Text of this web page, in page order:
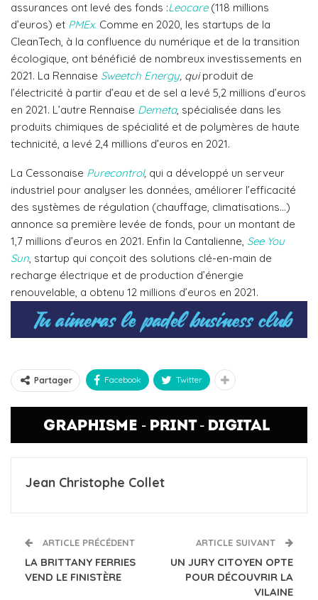
assurances ont levé des fonds :Leocare(118 millions
d’euros) et PMEx. Comme en 2020, les startups de la
CleanTech, à la confluence du numérique et de la transition
écologique, ont bénéficié de nombreux investissements en
2021. La Rennaise Sweetch Energy, quiproduit de
l’électricité à partir d’eau et de sel a levé 5,2 millions d’euros
en 2021. L’autre Rennaise Demeta, spécialisée dans les
produits chimiques de spécialité et de polymères de haute
technicité, a levé 2,4 millions d’euros en 2021.
La Cessonaise Purecontrol, qui a développé un serveur
industriel pour analyser les données, améliorer l’efficacité
des systèmes de régulation (chauffage, climatisations…)
annonce sa première levée de fonds, pour un montant de
1,7 millions d’euros en 2021. Enfin la Cantalienne, See You
Sun, startup qui conçoit des solutions clé-en-main de
recharge électrique et de production d’énergie
renouvelable, a obtenu 12 millions d’euros en 2021.
Partager Facebook Twitter
Jean Christophe Collet
ARTICLE PRÉCÉDENT
LA BRITTANY FERRIES
VEND LE FINISTÈRE
ARTICLE SUIVANT
UN JURY CITOYEN OPTE
POUR DÉCOUVRIR LA
VILAINE